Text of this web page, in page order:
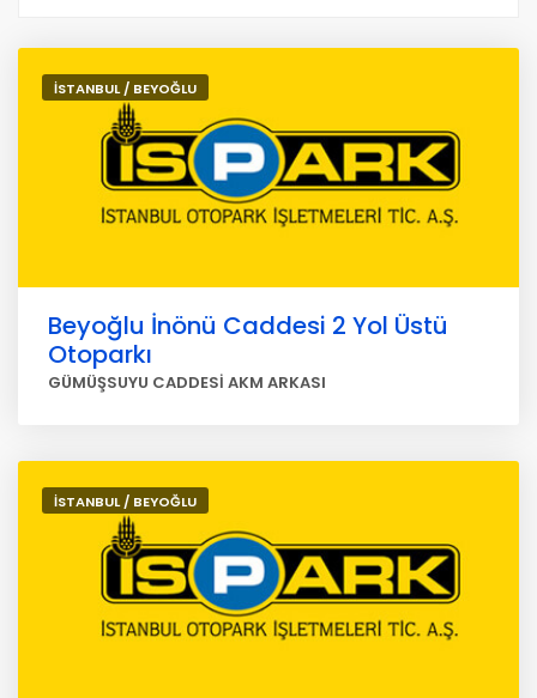
İSTANBUL / BEYOĞLU
Beyoğlu İnönü Caddesi 2 Yol Üstü
Otoparkı
GÜMÜŞSUYU CADDESİ AKM ARKASI
İSTANBUL / BEYOĞLU